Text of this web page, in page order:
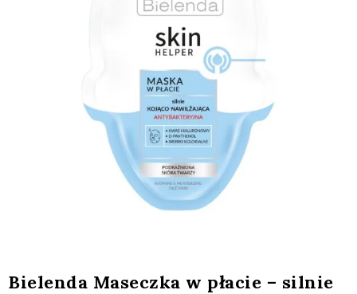
Bielenda Maseczka w płacie – silnie